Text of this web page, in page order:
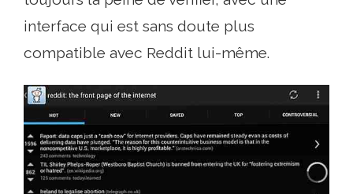
interface qui est sans doute plus
compatible avec Reddit lui-même.